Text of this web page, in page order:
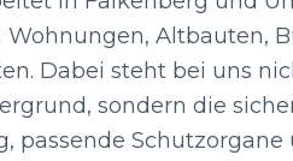
Altbauten,
Dabei steht bei uns
sondern die
passende